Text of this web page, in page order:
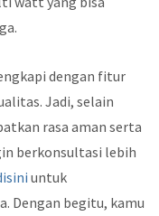
dengan fitur
Jadi, selain
rasa aman serta
berkonsultasi lebih
untuk
Dengan begitu, kamu